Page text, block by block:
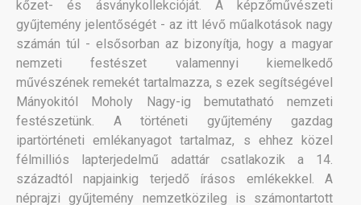
kőzet- és ásványkollekcióját. A képzőművészeti
gyűjtemény jelentőségét - az itt lévő műalkotások nagy
számán túl - elsősorban az bizonyítja, hogy a magyar
nemzeti festészet valamennyi kiemelkedő
művészének remekét tartalmazza, s ezek segítségével
Mányokitól Moholy Nagy-ig bemutatható nemzeti
festészetünk. A történeti gyűjtemény gazdag
ipartörténeti emlékanyagot tartalmaz, s ehhez közel
félmilliós lapterjedelmű adattár csatlakozik a 14.
századtól napjainkig terjedő írásos emlékekkel. A
néprajzi gyűjtemény nemzetközileg is számontartott